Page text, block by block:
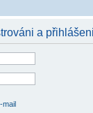
a
mail